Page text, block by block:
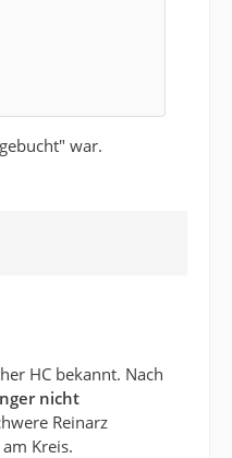
war.
HC bekannt. Nach
nicht
Reinarz
Kreis.